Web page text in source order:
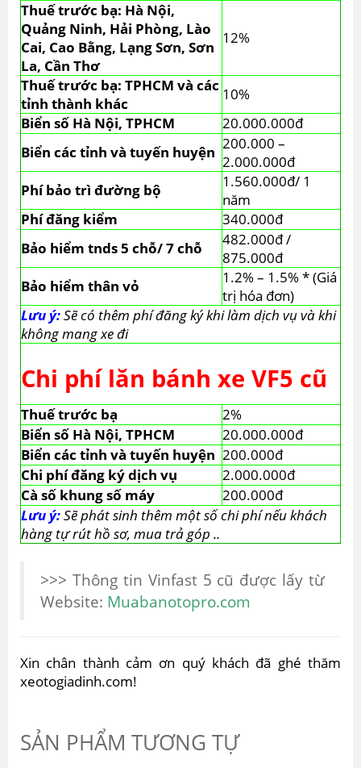
Thuế trước bạ: Hà Nội,
Quảng Ninh, Hải Phòng, Lào
Cai, Cao Bằng, Lạng Sơn, Sơn
La, Cần Thơ
12%
Thuế trước bạ: TPHCM và các
tỉnh thành khác
10%
Biển số Hà Nội, TPHCM
20.000.000đ
Biển các tỉnh và tuyến huyện 200.000 –
2.000.000đ
Phí bảo trì đường bộ
1.560.000đ/ 1
năm
Phí đăng kiểm
340.000đ
Bảo hiểm tnds 5 chỗ/ 7 chỗ
482.000đ /
875.000đ
Bảo hiểm thân vỏ
1.2% – 1.5% * (Giá
trị hóa đơn)
Lưu ý:Sẽ có thêm phí đăng ký khi làm dịch vụ và khi
không mang xe đi
Chi phí lăn bánh xe VF5 cũ
Thuế trước bạ
2%
Biển số Hà Nội, TPHCM
20.000.000đ
Biển các tỉnh và tuyến huyện 200.000đ
Chi phí đăng ký dịch vụ
2.000.000đ
Cà số khung số máy
200.000đ
Lưu ý:Sẽ phát sinh thêm một số chi phí nếu khách
hàng tự rút hồ sơ, mua trả góp ..
>>> Thông tin Vinfast 5 cũ được lấy từ
Website: Muabanotopro.com
Xin chân thành cảm ơn quý khách đã ghé thăm
xeotogiadinh.com!
SẢN PHẨM TƯƠNG TỰ